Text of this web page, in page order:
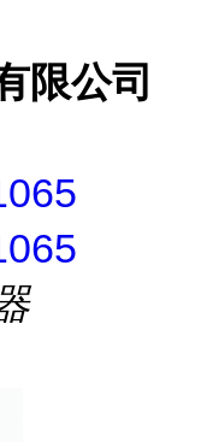
限公司